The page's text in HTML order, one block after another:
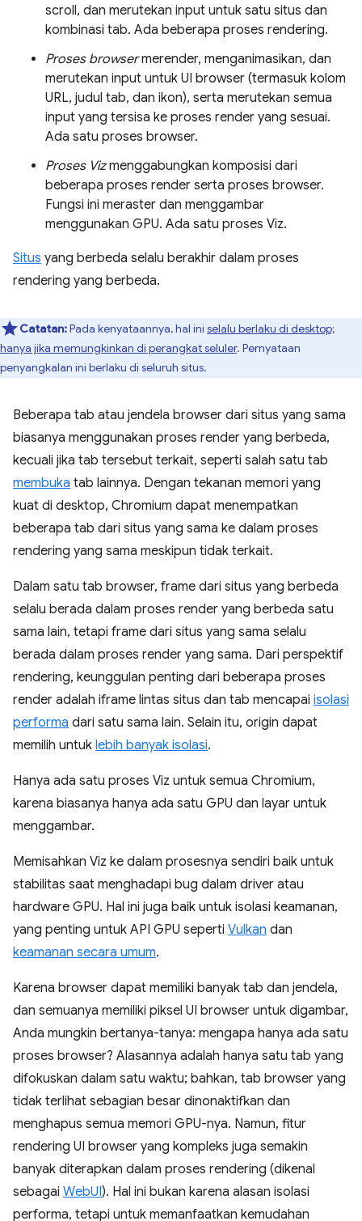
scroll, dan merutekan input untuk satu situs dan
kombinasi tab. Ada beberapa proses rendering.
Proses browsermerender, menganimasikan, dan
merutekan input untuk UI browser (termasuk kolom
URL, judul tab, dan ikon), serta merutekan semua
input yang tersisa ke proses render yang sesuai.
Ada satu proses browser.
Proses Vizmenggabungkan komposisi dari
beberapa proses render serta proses browser.
Fungsi ini meraster dan menggambar
menggunakan GPU. Ada satu proses Viz.
Situs yang berbeda selalu berakhir dalam proses
rendering yang berbeda.
Catatan:Pada kenyataannya, hal ini selalu berlaku di desktop;
hanya jika memungkinkan di perangkat seluler. Pernyataan
penyangkalan ini berlaku di seluruh situs.
Beberapa tab atau jendela browser dari situs yang sama
biasanya menggunakan proses render yang berbeda,
kecuali jika tab tersebut terkait, seperti salah satu tab
membuka tab lainnya. Dengan tekanan memori yang
kuat di desktop, Chromium dapat menempatkan
beberapa tab dari situs yang sama ke dalam proses
rendering yang sama meskipun tidak terkait.
Dalam satu tab browser, frame dari situs yang berbeda
selalu berada dalam proses render yang berbeda satu
sama lain, tetapi frame dari situs yang sama selalu
berada dalam proses render yang sama. Dari perspektif
rendering, keunggulan penting dari beberapa proses
render adalah iframe lintas situs dan tab mencapai isolasi
performa dari satu sama lain. Selain itu, origin dapat
memilih untuk lebih banyak isolasi.
Hanya ada satu proses Viz untuk semua Chromium,
karena biasanya hanya ada satu GPU dan layar untuk
menggambar.
Memisahkan Viz ke dalam prosesnya sendiri baik untuk
stabilitas saat menghadapi bug dalam driver atau
hardware GPU. Hal ini juga baik untuk isolasi keamanan,
yang penting untuk API GPU seperti Vulkan dan
keamanan secara umum.
Karena browser dapat memiliki banyak tab dan jendela,
dan semuanya memiliki piksel UI browser untuk digambar,
Anda mungkin bertanya-tanya: mengapa hanya ada satu
proses browser? Alasannya adalah hanya satu tab yang
difokuskan dalam satu waktu; bahkan, tab browser yang
tidak terlihat sebagian besar dinonaktifkan dan
menghapus semua memori GPU-nya. Namun, fitur
rendering UI browser yang kompleks juga semakin
banyak diterapkan dalam proses rendering (dikenal
sebagai WebUI). Hal ini bukan karena alasan isolasi
performa, tetapi untuk memanfaatkan kemudahan